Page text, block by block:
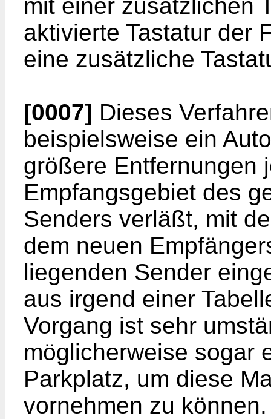
mit einer zusätzlichen
aktivierte Tastatur der
eine zusätzliche
[0007] Dieses
beispielsweise ein
größere Entfernungen
Empfangsgebiet des
Senders verläßt, mit
dem neuen
liegenden Sender
aus irgend einer
Vorgang ist sehr
möglicherweise sogar
Parkplatz, um diese
vornehmen zu können.